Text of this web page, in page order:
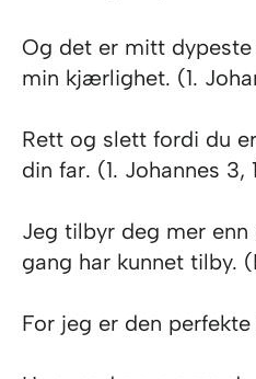
Og det er mitt
min kjærlighet. (1.
Rett og slett fordi du
din far. (1. Johannes 3,
Jeg tilbyr deg mer
gang har kunnet tilby.
For jeg er den